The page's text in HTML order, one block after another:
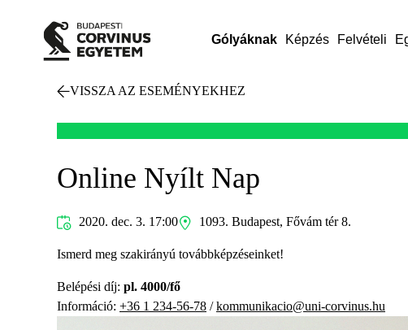
Gólyáknak Képzés Felvételi
VISSZA AZ ESEMÉNYEKHEZ
Online Nyílt Nap
2020. dec. 3. 17:00 1093. Budapest, Fővám tér 8.
Ismerd meg szakirányú továbbképzéseinket!
Belépési díj: pl. 4000/fő
Információ: +36 1 234-56-78 /kommunikacio@uni-corvinus.hu